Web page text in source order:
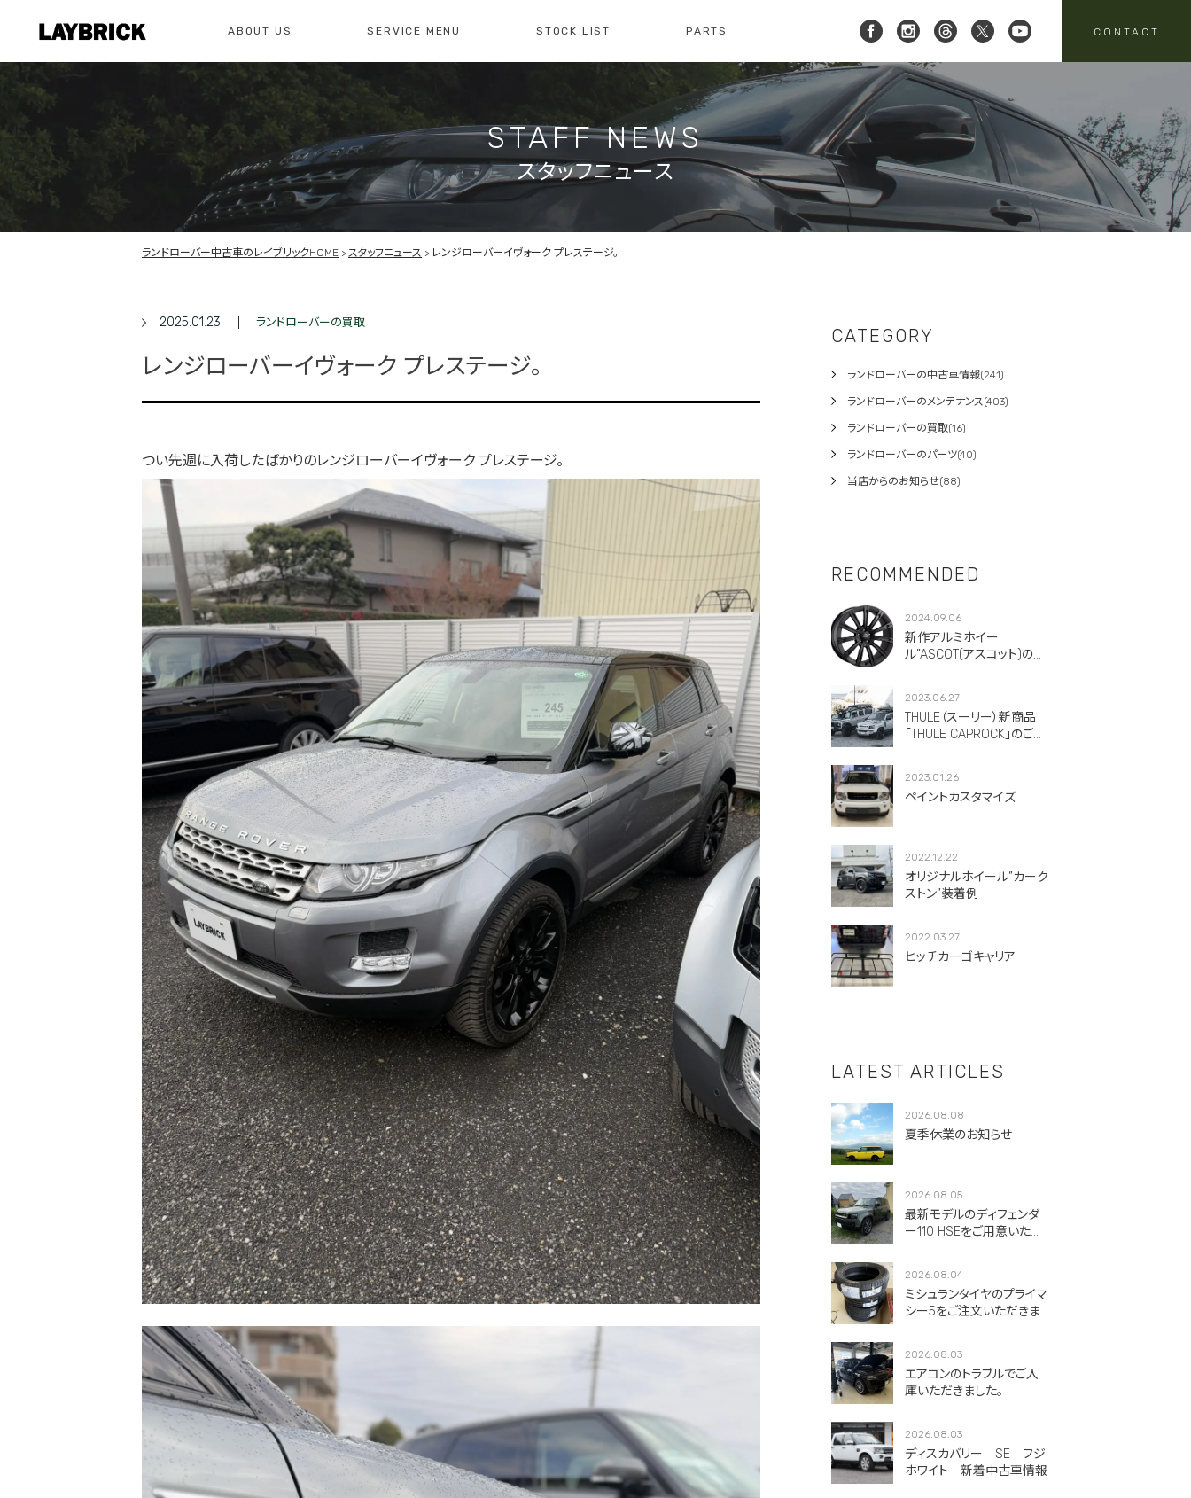
ABOUT US
私たちについて レイブリックについて 店舗紹介 会社概要 スタッフニュース
SERVICE MENU
サービスメニュー 修理・整備・故障診断 車検・点検のご案内 注文販売 買取
STOCK LIST PARTS CONTACT
お問い合わせ 0561-61-3930
10:00-19:00
[ レイブリック三郷店 ]
048-951-4136
10:00-18:00 定休日:水曜日
総合お問い合わせ
お問い合わせ
お問い合わせ
買取のお問い合わせ 注文販売のお問い合わせ
パーツ・アクセサリーの
お問い合わせ
STAFF NEWS
スタッフニュース
ランドローバー中古車のレイブリックHOME スタッフニュース レンジローバーイヴォーク プレステージ。
2025.01.23 ランドローバーの買取
レンジローバーイヴォーク プレステージ。
つい先週に入荷したばかりのレンジローバーイヴォーク プレステージ。
CATEGORY
ランドローバーの中古車情報(241)
ランドローバーのメンテナンス(403)
ランドローバーの買取(16)
ランドローバーのパーツ(40)
当店からのお知らせ(88)
RECOMMENDED
2024.09.06
新作アルミホイー
ル”ASCOT(アスコット)のご
2023.06.27
THULE（スーリー）新商品
「THULE CAPROCK」のご紹
2023.01.26
ペイントカスタマイズ
2022.12.22
オリジナルホイール”カーク
ストン”装着例
2022.03.27
ヒッチカーゴキャリア
LATEST ARTICLES
2026.08.08
夏季休業のお知らせ
2026.08.05
最新モデルのディフェンダ
ー110 HSEをご用意いただ
2026.08.04
ミシュランタイヤのプライマ
シー5をご注文いただきま
2026.08.03
エアコンのトラブルでご入
庫いただきました。
2026.08.03
ディスカバリー SE フジ
ホワイト 新着中古車情報